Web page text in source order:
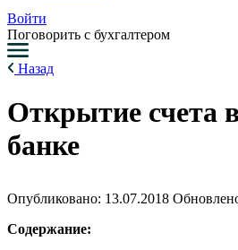
Войти
Поговорить с бухгалтером
Назад
Открытие счета
банке
Опубликовано: 13.07.2018
Содержание: